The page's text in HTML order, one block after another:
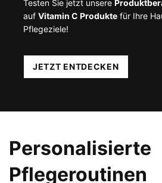
Testen Sie jetzt unsere
auf Vitamin C Produkte für Ihre
Pflegeziele!
JETZT ENTDECKEN​
Personalisierte
Pflegeroutinen